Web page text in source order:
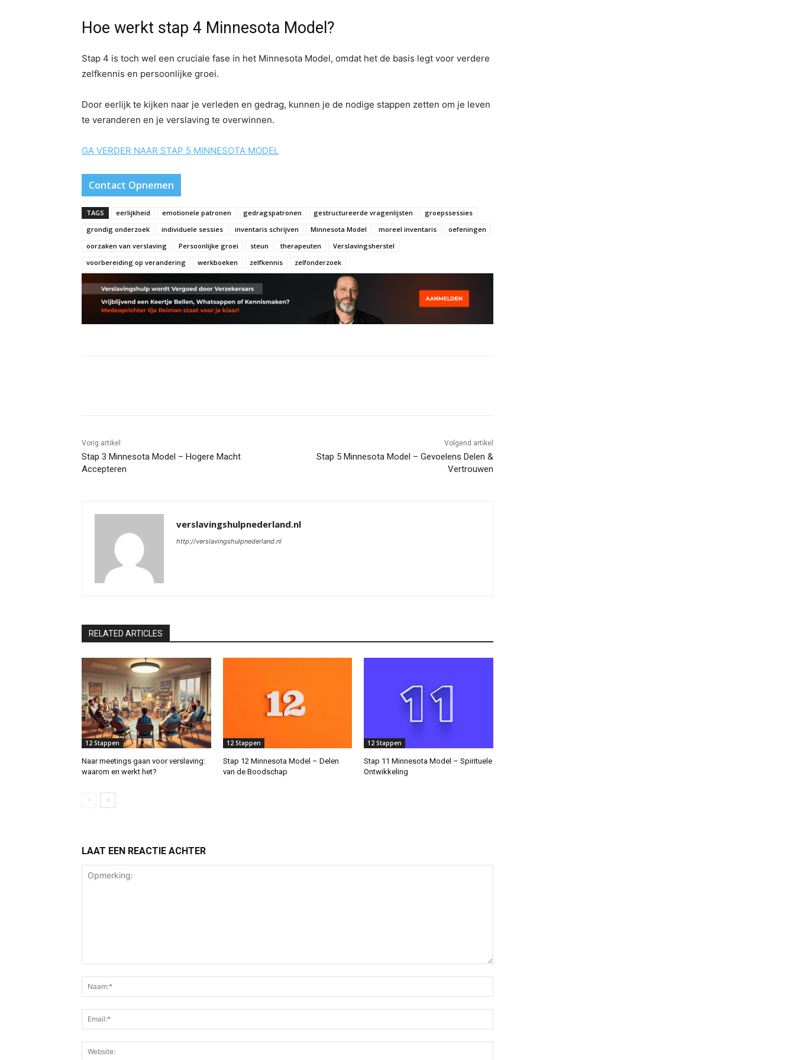
Hoe werkt stap 4 Minnesota Model?
Stap 4 is toch wel een cruciale fase in het Minnesota Model, omdat het de basis legt voor verdere
zelfkennis en persoonlijke groei.
Door eerlijk te kijken naar je verleden en gedrag, kunnen je de nodige stappen zetten om je leven
te veranderen en je verslaving te overwinnen.
GA VERDER NAAR STAP 5 MINNESOTA MODEL
Contact Opnemen
TAGS eerlijkheid emotionele patronen gedragspatronen gestructureerde vragenlijsten
groepssessies
grondig onderzoek
individuele sessies inventaris schrijven Minnesota Model moreel inventaris
oefeningen
oorzaken van verslaving
Persoonlijke groei steun therapeuten
Verslavingsherstel
voorbereiding op verandering
werkboeken zelfkennis zelfonderzoek
Vorig artikel
Stap 3 Minnesota Model – Hogere Macht
Accepteren
Volgend artikel
Stap 5 Minnesota Model – Gevoelens Delen &
Vertrouwen
verslavingshulpnederland.nl
http://verslavingshulpnederland.nl
RELATED ARTICLES
12 Stappen
Naar meetings gaan voor verslaving:
waarom en werkt het?
12 Stappen
Stap 12 Minnesota Model – Delen
van de Boodschap
12 Stappen
Stap 11 Minnesota Model – Spirituele
Ontwikkeling
LAAT EEN REACTIE ACHTER